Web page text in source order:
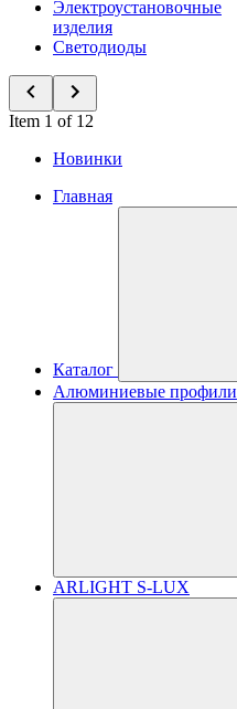
Электроустановочные
изделия
Светодиоды
Item 1 of 12
Новинки
Главная
Каталог
Алюминиевые профили
ARLIGHT S-LUX